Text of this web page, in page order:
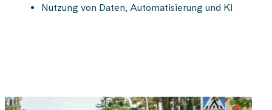
Nutzung von Daten, Automatisierung und KI